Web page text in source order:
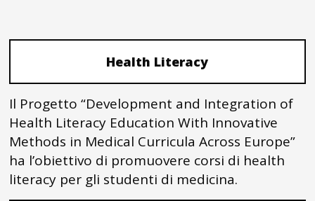
Health Literacy
Il Progetto “Development and Integration of
Health Literacy Education With Innovative
Methods in Medical Curricula Across Europe”
ha l’obiettivo di promuovere corsi di health
literacy per gli studenti di medicina.